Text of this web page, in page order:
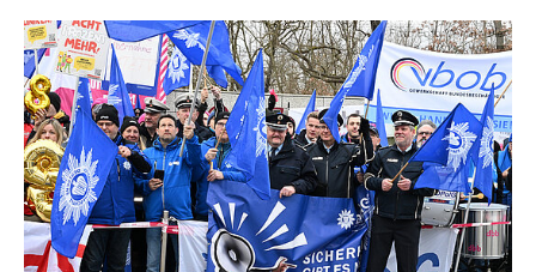
Foto:Foto: Windmüller